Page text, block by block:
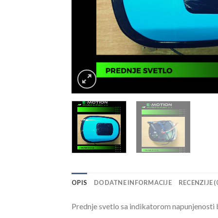
OPIS DODATNE INFORMACIJE RECENZIJE
Prednje svetlo sa indikatorom